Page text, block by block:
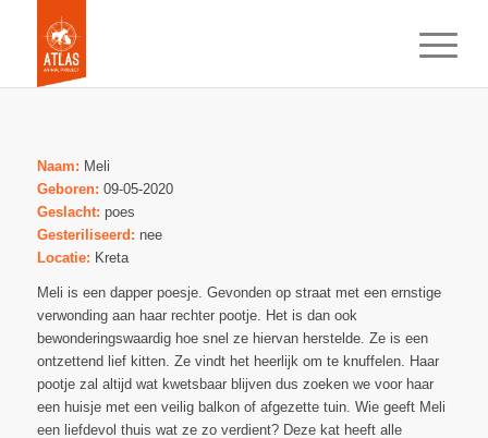
Naam: Meli
Geboren: 09-05-2020
Geslacht: poes
Gesteriliseerd: nee
Locatie: Kreta
Meli is een dapper poesje. Gevonden op straat met een ernstige
verwonding aan haar rechter pootje. Het is dan ook
bewonderingswaardig hoe snel ze hiervan herstelde. Ze is een
ontzettend lief kitten. Ze vindt het heerlijk om te knuffelen. Haar
pootje zal altijd wat kwetsbaar blijven dus zoeken we voor haar
een huisje met een veilig balkon of afgezette tuin. Wie geeft Meli
een liefdevol thuis wat ze zo verdient? Deze kat heeft alle